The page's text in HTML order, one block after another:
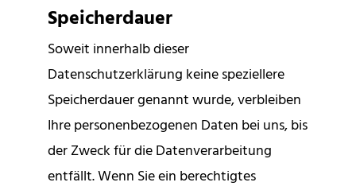
Speicherdauer
Soweit innerhalb dieser
Datenschutzerklärung keine speziellere
Speicherdauer genannt wurde, verbleiben
Ihre personenbezogenen Daten bei uns, bis
der Zweck für die Datenverarbeitung
entfällt. Wenn Sie ein berechtigtes